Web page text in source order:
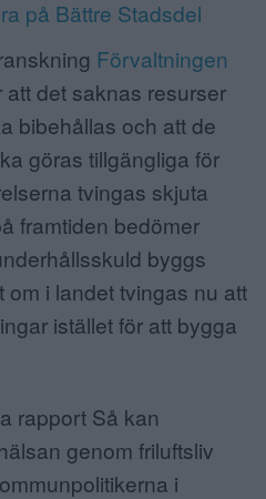
på Bättre Stadsdel
Förvaltningen
att det saknas resurser
bibehållas och att de
göras tillgängliga för
tvingas skjuta
framtiden bedömer
byggs
i landet tvingas nu att
istället för att bygga
rapport Så kan
genom friluftsliv
i